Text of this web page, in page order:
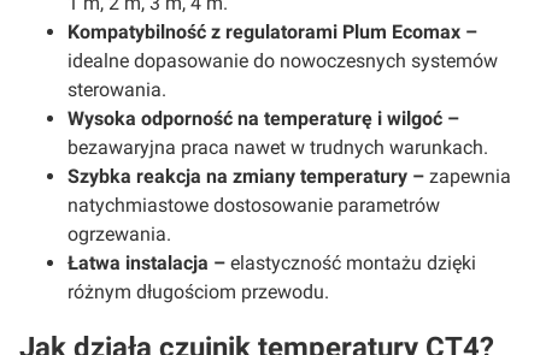
Kompatybilność z regulatorami Plum Ecomax –
idealne dopasowanie do nowoczesnych systemów
sterowania.
Wysoka odporność na temperaturę i wilgoć –
bezawaryjna praca nawet w trudnych warunkach.
Szybka reakcja na zmiany temperatury – zapewnia
natychmiastowe dostosowanie parametrów
ogrzewania.
Łatwa instalacja – elastyczność montażu dzięki
różnym długościom przewodu.
Jak działa czujnik temperatury CT4?